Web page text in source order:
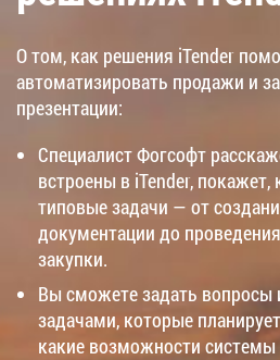
О том, как решения iTender
автоматизировать продажи и
презентации:
Специалист Фогсофт
встроены в iTender, покажет,
типовые задачи — от
документации до
закупки.
Вы сможете задать вопросы
задачами, которые
какие возможности системы